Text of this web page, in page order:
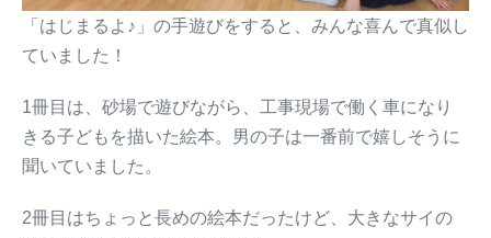
「はじまるよ♪」の手遊びをすると、みんな喜んで真似し
ていました！
1冊目は、砂場で遊びながら、工事現場で働く車になり
きる子どもを描いた絵本。男の子は一番前で嬉しそうに
聞いていました。
2冊目はちょっと長めの絵本だったけど、大きなサイの